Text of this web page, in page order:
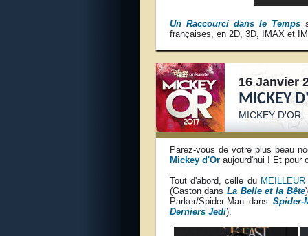
Un Raccourci dans le Temps
françaises, en 2D, 3D, IMAX et
16 Janvier
MICKEY
MICKEY D'OR
Parez-vous de votre plus beau
Mickey d'Oraujourd'hui ! Et pour
Tout d'abord, celle du
(Gaston dans La Belle et la Bête
Parker/Spider-Man dans Spider-
Derniers Jedi).